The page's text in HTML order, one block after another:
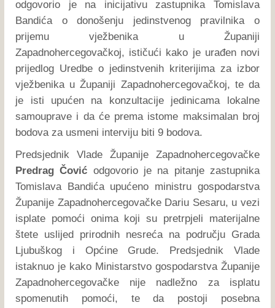
odgovorio je na inicijativu zastupnika Tomislava
Bandića o donošenju jedinstvenog pravilnika o
prijemu vježbenika u Županiji
Zapadnohercegovačkoj, ističući kako je urađen novi
prijedlog Uredbe o jedinstvenih kriterijima za izbor
vježbenika u Županiji Zapadnohercegovačkoj, te da
je isti upućen na konzultacije jedinicama lokalne
samouprave i da će prema istome maksimalan broj
bodova za usmeni interviju biti 9 bodova.
Predsjednik Vlade Županije Zapadnohercegovačke
Predrag Čović odgovorio je na pitanje zastupnika
Tomislava Bandića upućeno ministru gospodarstva
Županije Zapadnohercegovačke Dariu Sesaru, u vezi
isplate pomoći onima koji su pretrpjeli materijalne
štete uslijed prirodnih nesreća na području Grada
Ljubuškog i Općine Grude. Predsjednik Vlade
istaknuo je kako Ministarstvo gospodarstva Županije
Zapadnohercegovačke nije nadležno za isplatu
spomenutih pomoći, te da postoji posebna